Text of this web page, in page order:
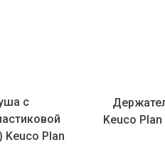
с
Keuco Plan
Keuco